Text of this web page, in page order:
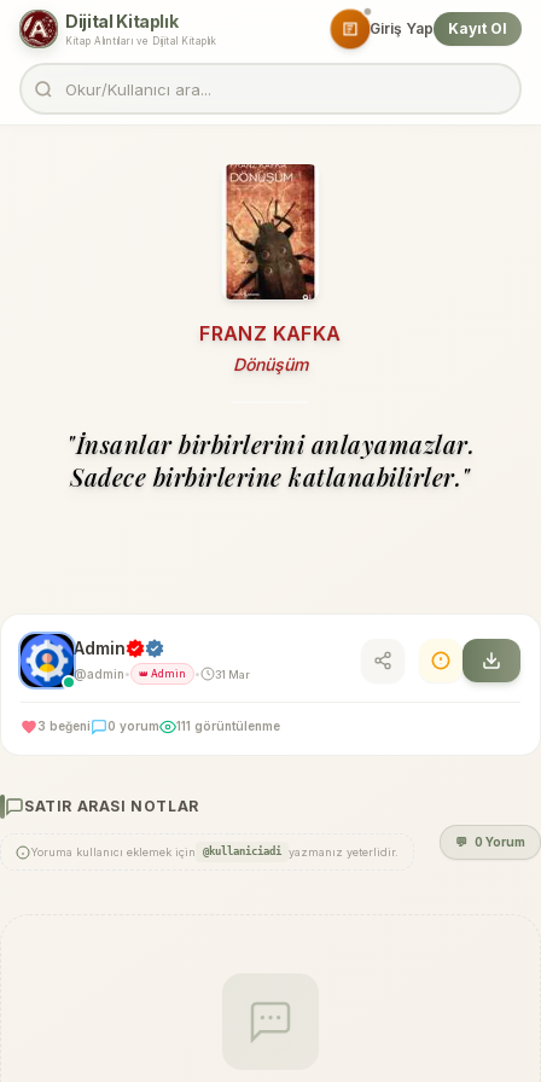
Dijital Kitaplık
Kitap Alıntıları ve Dijital Kitaplık
Giriş Yap Kayıt Ol
FRANZ KAFKA
Dönüşüm
"İnsanlar birbirlerini anlayamazlar.
Sadece birbirlerine katlanabilirler."
Admin
@admin • 👑 Admin • 31 Mar
3 beğeni 0 yorum 111 görüntülenme
SATIR ARASI NOTLAR
Yoruma kullanıcı eklemek için @kullaniciadi yazmanız yeterlidir.
💬 0 Yorum